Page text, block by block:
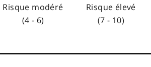
Risque modéré
(4 - 6)
Risque élevé
(7 - 10)